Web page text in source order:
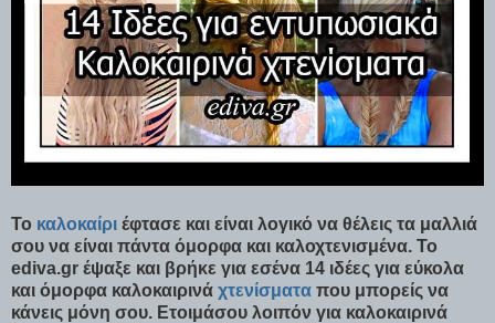
Το καλοκαίρι έφτασε και είναι λογικό να θέλεις τα μαλλιά
σου να είναι πάντα όμορφα και καλοχτενισμένα. Το
ediva.gr έψαξε και βρήκε για εσένα 14 ιδέες για εύκολα
και όμορφα καλοκαιρινά χτενίσματα που μπορείς να
κάνεις μόνη σου. Ετοιμάσου λοιπόν για καλοκαιρινά